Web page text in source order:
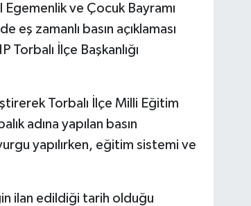
ve Çocuk Bayramı
eş zamanlı basın açıklaması
İlçe Başkanlığı
Torbalı İlçe Milli Eğitim
adına yapılan basın
yapılırken, eğitim sistemi ve
ilan edildiği tarih olduğu